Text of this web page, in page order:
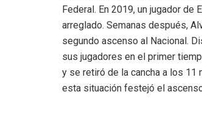
Federal. En 2019, un jugador
arreglado. Semanas después,
segundo ascenso al Nacional.
sus jugadores en el primer
y se retiró de la cancha a los 11
esta situación festejó el